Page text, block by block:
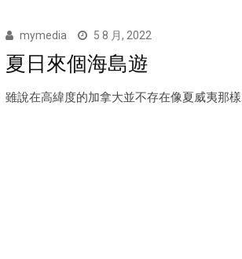
mymedia 5 8 月, 2022
夏日來個海島遊
雖說在高緯度的加拿大並不存在像夏威夷那樣...